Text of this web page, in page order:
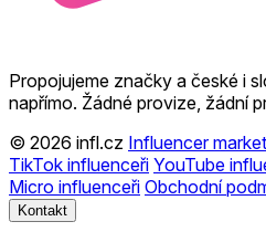
Propojujeme značky a české i
napřímo. Žádné provize, žádní
© 2026 infl.cz Influencer
TikTok influenceři YouTube
Micro influenceři Obchodní
Kontakt